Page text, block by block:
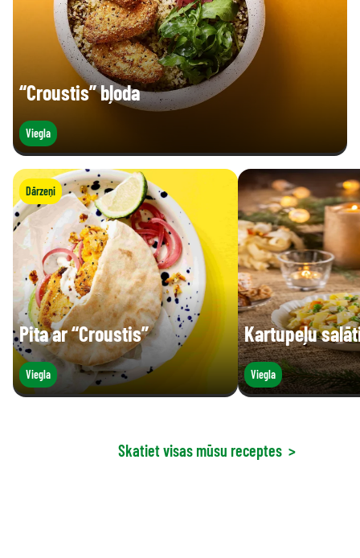
“Croustis” bļoda
Viegla
Dārzeņi
Pita ar “Croustis”
Viegla
Kartupeļu
Viegla
Skatiet visas mūsu receptes >